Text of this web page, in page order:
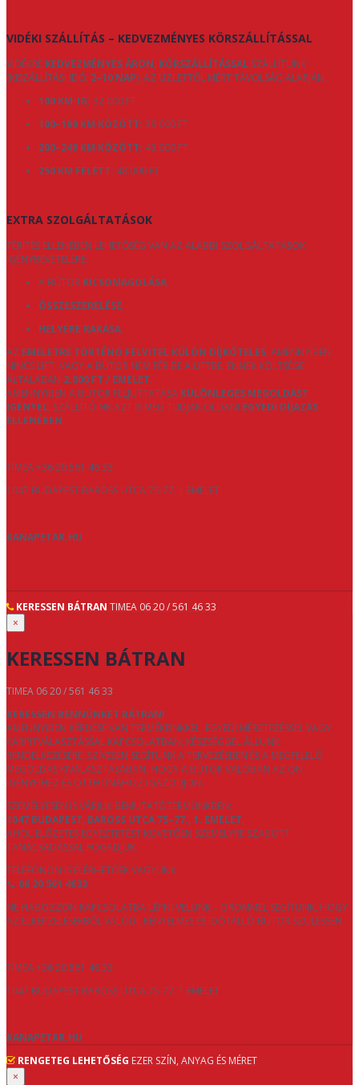
VIDÉKI SZÁLLÍTÁS – KEDVEZMÉNYES KÖRSZÁLLÍTÁSSAL
VIDÉKRE KEDVEZMÉNYES ÁRON, KÖRSZÁLLÍTÁSSAL SZÁLLÍTUNK
(KISZÁLLÍTÁSI IDŐ: 2–10 NAP), AZ ÜZLETTŐL MÉRT TÁVOLSÁG ALAPJÁN:
100 KM-IG: 32.000 FT
100–199 KM KÖZÖTT: 39.000 FT
200–249 KM KÖZÖTT: 43.000 FT
250 KM FELETT: 48.000 FT
EXTRA SZOLGÁLTATÁSOK
TÉRÍTÉS ELLENÉBEN LEHETŐSÉG VAN AZ ALÁBBI SZOLGÁLTATÁSOK
IGÉNYBEVÉTELÉRE:
A BÚTOR KICSOMAGOLÁSA,
ÖSSZESZERELÉSE,
HELYÉRE RAKÁSA.
AZ EMELETRE TÖRTÉNŐ FELVITEL KÜLÖN DÍJKÖTELES, AMENNYIBEN
NINCS LIFT, VAGY A BÚTOR NEM FÉR BE A LIFTBE. ENNEK KÖLTSÉGE
ÁLTALÁBAN 2.000 FT / EMELET.
AMENNYIBEN A BÚTOR FELJUTTATÁSA KÜLÖNLEGES MEGOLDÁST
IGÉNYEL, SZÁLLÍTÓINK AZT IS MEG TUDJÁK OLDANI EGYEDI DÍJAZÁS
ELLENÉBEN.
TÍMEA +36 20 561 46 33
1047 BUDAPEST BAROSS UTCA 75-77. 1 EMELET
KANAPETAR.HU
KERESSEN BÁTRAN TIMEA 06 20 / 561 46 33
×
KERESSEN BÁTRAN
TIMEA 06 20 / 561 46 33
KERESSEN BENNÜNKET BÁTRAN!
AMENNYIBEN KÉRDÉSE VAN TERMÉKEINKKEL, EGYEDI MÉRETEZÉSSEL VAGY
KÁRPITVÁLASZTÁSSAL KAPCSOLATBAN, KÉSZSÉGGEL ÁLLUNK
RENDELKEZÉSÉRE. SZÍVESEN SEGÍTÜNK A TERVEZÉSBEN ÉS A MEGFELELŐ
MEGOLDÁS KIVÁLASZTÁSÁBAN, HOGY A BÚTOR VALÓBAN AZ ÖN
IGÉNYEIHEZ ÉS OTTHONÁHOZ IGAZODJON.
SZEMÉLYESEN IS VÁRJUK BEMUTATÓTERMÜNKBEN:
1047 BUDAPEST, BAROSS UTCA 75–77., 1. EMELET,
AHOL ELŐZETES EGYEZTETÉST KÖVETŐEN SZEMÉLYRE SZABOTT
TANÁCSADÁSSAL FOGADJUK.
TELEFONON IS ELÉRHETŐEK VAGYUNK:
📞 06 20 561 4633
NE HABOZZON KAPCSOLATBA LÉPNI VELÜNK – ÖRÖMMEL SEGÍTÜNK, HOGY
AZ ELKÉPZELÉSEKBŐL VALÓDI, KÉNYELMES ÉS IDŐTÁLLÓ BÚTOR SZÜLESSEN.
TÍMEA +36 20 561 46 33
1047 BUDAPEST BAROSS UTCA 75-77. 1 EMELET
KANAPETAR.HU
RENGETEG LEHETŐSÉG EZER SZÍN, ANYAG ÉS MÉRET
×